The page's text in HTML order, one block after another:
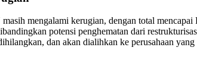
mengalami kerugian, dengan total
potensi penghematan dari
dan akan dialihkan ke perusahaan yang